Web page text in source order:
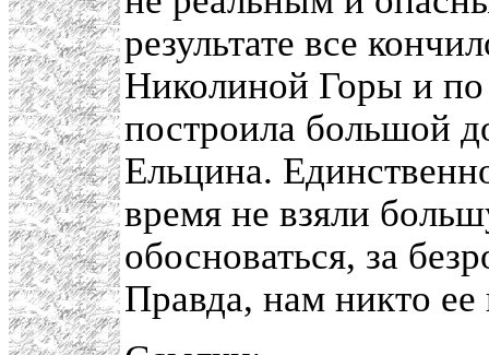
результате все
Николиной Горы и по
построила большой
Ельцина.
время не взяли
обосноваться, за
Правда, нам никто ее